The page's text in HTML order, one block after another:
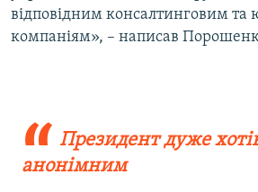
відповідним консалтинговим
компаніям», – написав
Президент дуже
анонімним